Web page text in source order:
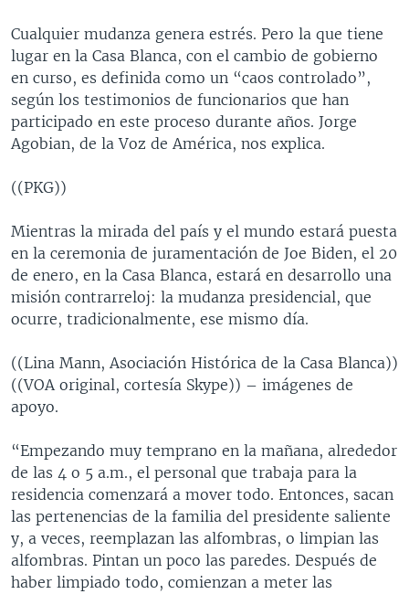
DEPORTES
CIENCIA Y SALUD
AUDIOS
FORO INTERAMERICANO
VISIÓN 360
LAS CLAVES
PANORAMA
AVANCE INFORMATIVO
AUDIONOTICIAS
BUENOS DÍAS AMÉRICA
ESTADOS UNIDOS AL DÍA
EL MUNDO AL DÍA [RADIO]
DEPORTIVO INTERNACIONAL
NOTA ECONÓMICA
ENTRETENIMIENTO
DIRECT
DOCUMENTALES DE LA VOA
Learning English
SÍGANOS
Idiomas
Cualquier mudanza genera estrés. Pero la que tiene
lugar en la Casa Blanca, con el cambio de gobierno
en curso, es definida como un “caos controlado”,
según los testimonios de funcionarios que han
participado en este proceso durante años. Jorge
Agobian, de la Voz de América, nos explica.
((PKG))
Mientras la mirada del país y el mundo estará puesta
en la ceremonia de juramentación de Joe Biden, el 20
de enero, en la Casa Blanca, estará en desarrollo una
misión contrarreloj: la mudanza presidencial, que
ocurre, tradicionalmente, ese mismo día.
((Lina Mann, Asociación Histórica de la Casa Blanca))
((VOA original, cortesía Skype)) – imágenes de
apoyo.
“Empezando muy temprano en la mañana, alrededor
de las 4 o 5 a.m., el personal que trabaja para la
residencia comenzará a mover todo. Entonces, sacan
las pertenencias de la familia del presidente saliente
y, a veces, reemplazan las alfombras, o limpian las
alfombras. Pintan un poco las paredes. Después de
haber limpiado todo, comienzan a meter las